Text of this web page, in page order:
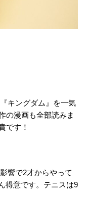
キングダム』を一気
の漫画も全部読みま
です！
響で2才からやって
得意です。テニスは9